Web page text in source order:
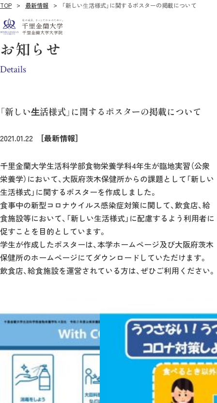
TOP 最新情報 「新しい⽣活様式」に関するポスターの掲載について
お知らせ
Details
「新しい⽣活様式」に関するポスターの掲載について
2021.01.22 ［最新情報］
千里金蘭大学生活科学部食物栄養学科4年生が臨地実習（公衆
栄養学）において、大阪府茨木保健所からの課題として「新しい
生活様式」に関するポスターを作成しました。
食事中の新型コロナウイルス感染症対策に関して、飲食店、給
食施設等において、「新しい生活様式」に配慮するよう利用者に
促すことを目的としています。
学生が作成したポスターは、本学ホームページ及び大阪府茨木
保健所のホームページにてダウンロードしていただけます。
飲食店、給食施設を運営されている方は、ぜひご利用ください。